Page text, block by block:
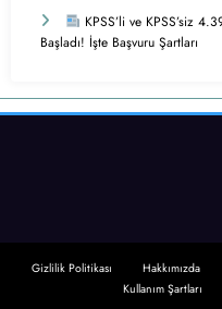
KPSS’li ve KPSS’siz
Başladı! İşte Başvuru Şartları
Gizlilik Politikası Hakkımızda
Kullanım Şartları